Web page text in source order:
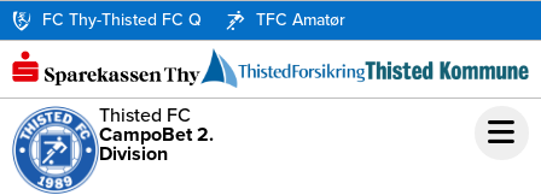
FC Thy-Thisted FC Q TFC Amatør
Thisted FC
CampoBet 2.
Division